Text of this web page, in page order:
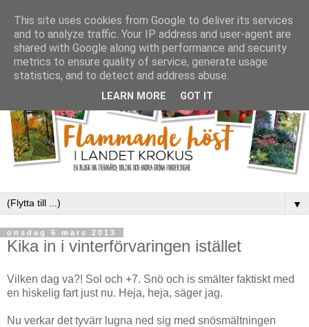
▼
onsdag 6 mars 2013
Kika in i vinterförvaringen istället
Vilken dag va?! Sol och +7. Snö och is smälter faktiskt med
en hiskelig fart just nu. Heja, heja, säger jag.
Nu verkar det tyvärr lugna ned sig med snösmältningen
This site uses cookies from Google to deliver its services
and to analyze traffic. Your IP address and user-agent are
shared with Google along with performance and security
metrics to ensure quality of service, generate usage
statistics, and to detect and address abuse.
LEARN MORE GOT IT